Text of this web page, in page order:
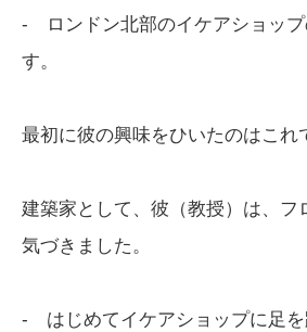
- ロンドン北部のイケアショップ
す。
最初に彼の興味をひいたのはこれ
建築家として、彼（教授）は、フ
気づきました。
- はじめてイケアショップに足を